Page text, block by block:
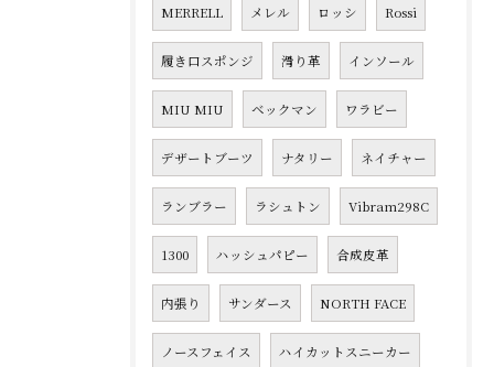
MERRELL メレル ロッシ Rossi
履き口スポンジ 滑り革 インソール
MIU MIU ベックマン ワラビー
デザートブーツ ナタリー ネイチャー
ランブラー ラシュトン Vibram298C
1300 ハッシュパピー 合成皮革
内張り サンダース NORTH FACE
ノースフェイス ハイカットスニーカー